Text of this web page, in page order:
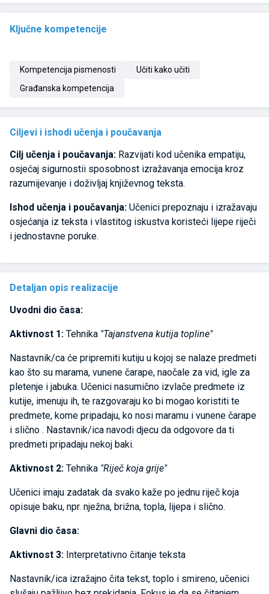
Ključne kompetencije
Kompetencija pismenosti
Učiti kako učiti
Građanska kompetencija
Ciljevi i ishodi učenja i poučavanja
Cilj učenja i poučavanja: Razvijati kod učenika empatiju,
osjećaj sigurnostii sposobnost izražavanja emocija kroz
razumijevanje i doživljaj književnog teksta.
Ishod učenja i poučavanja: Učenici prepoznaju i izražavaju
osjećanja iz teksta i vlastitog iskustva koristeći lijepe riječi
i jednostavne poruke.
Detaljan opis realizacije
Uvodni dio časa:
Aktivnost 1: Tehnika "Tajanstvena kutija topline"
Nastavnik/ca će pripremiti kutiju u kojoj se nalaze predmeti
kao što su marama, vunene čarape, naočale za vid, igle za
pletenje i jabuka. Učenici nasumično izvlače predmete iz
kutije, imenuju ih, te razgovaraju ko bi mogao koristiti te
predmete, kome pripadaju, ko nosi maramu i vunene čarape
i slično . Nastavnik/ica navodi djecu da odgovore da ti
predmeti pripadaju nekoj baki.
Aktivnost 2: Tehnika "Riječ koja grije"
Učenici imaju zadatak da svako kaže po jednu riječ koja
opisuje baku, npr. nježna, brižna, topla, lijepa i slično.
Glavni dio časa:
Aktivnost 3: Interpretativno čitanje teksta
Nastavnik/ica izražajno čita tekst, toplo i smireno, učenici